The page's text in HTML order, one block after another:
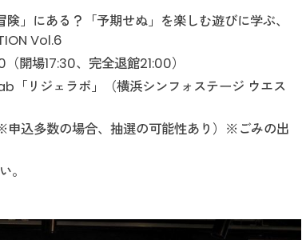
」にある？「予期せぬ」を楽しむ遊びに学ぶ、
Vol.6
開場17:30、完全退館21:00）
「リジェラボ」（横浜シンフォステージ ウエス
申込多数の場合、抽選の可能性あり）※ごみの出
。